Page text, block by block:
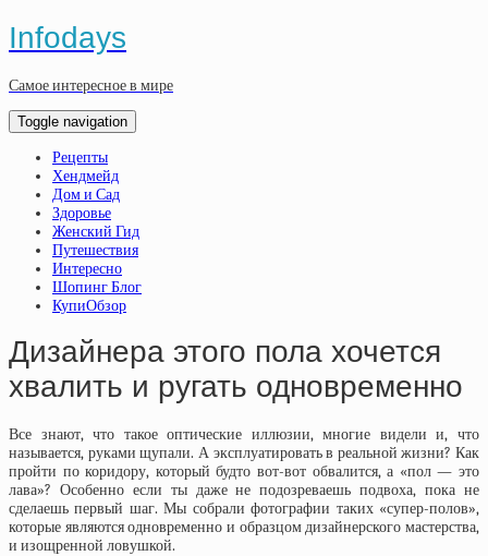
Infodays
Самое интересное в мире
Toggle navigation
Рецепты
Хендмейд
Дом и Сад
Здоровье
Женский Гид
Путешествия
Интересно
Шопинг Блог
КупиОбзор
Дизайнера этого пола хочется
хвалить и ругать одновременно
Все знают, что такое оптические иллюзии, многие видели и, что
называется, руками щупали. А эксплуатировать в реальной жизни? Как
пройти по коридору, который будто вот-вот обвалится, а «пол — это
лава»? Особенно если ты даже не подозреваешь подвоха, пока не
сделаешь первый шаг. Мы собрали фотографии таких «супер-полов»,
которые являются одновременно и образцом дизайнерского мастерства,
и изощренной ловушкой.